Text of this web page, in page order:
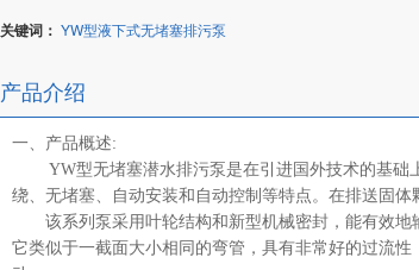
关键词： YW型液下式无堵塞排污泵
产品介绍
一、产品概述:
YW型无堵塞潜水排污泵是在引进国外技术的基础
绕、无堵塞、自动安装和自动控制等特点。在排送固体
该系列泵采用叶轮结构和新型机械密封，能有效地
它类似于一截面大小相同的弯管，具有非常好的过流